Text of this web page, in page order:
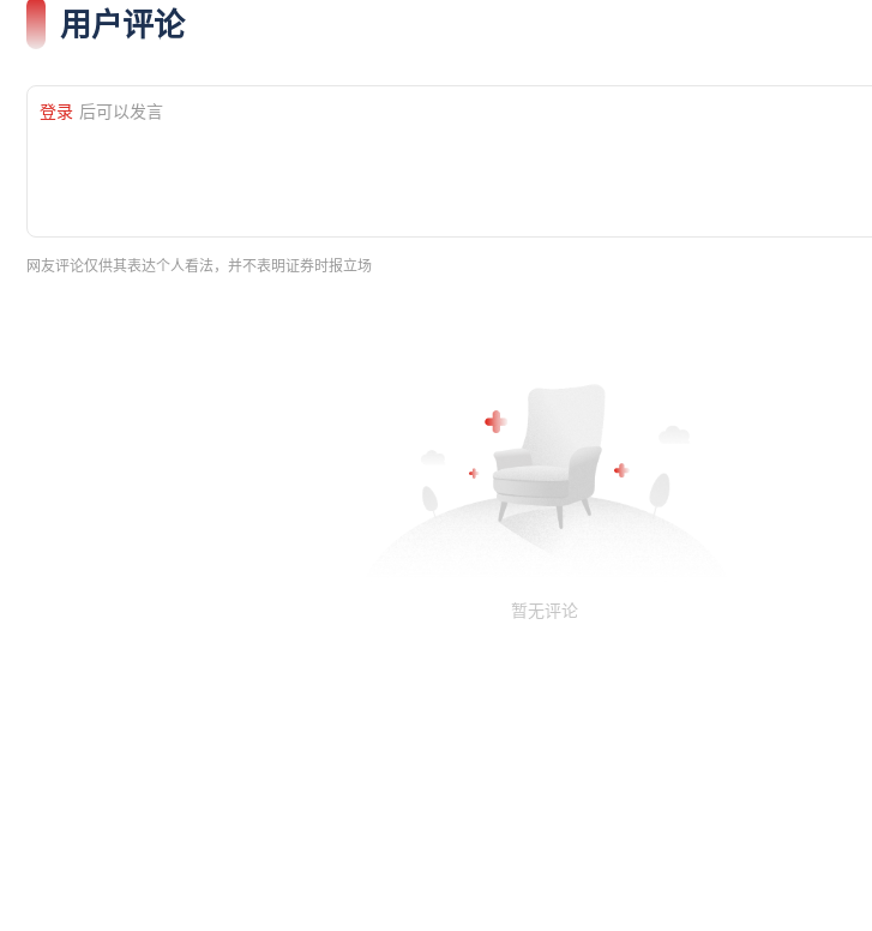
用户评论
登录 后可以发言
网友评论仅供其表达个人看法，并不表明证券时报立场
暂无评论